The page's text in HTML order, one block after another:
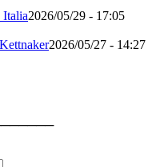
2026/05/29 - 17:05
2026/05/27 - 14:27